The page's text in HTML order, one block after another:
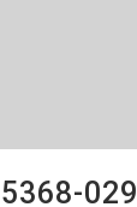
5368-029